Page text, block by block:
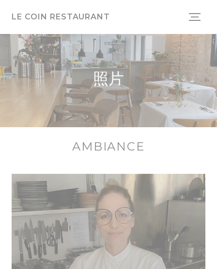
LE COIN RESTAURANT
照片
AMBIANCE